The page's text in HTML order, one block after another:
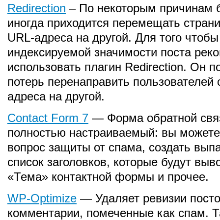
Redirection – По некоторым причинам
иногда приходится перемещать
URL-адреса на другой. Для того
индексируемой значимости поста
использовать плагин Redirection. Он
потерь перенаправить пользователей
адреса на другой.
Contact Form 7 — Форма обратной
полностью настраиваемый: вы
вопрос защиты от спама, создать
список заголовков, которые будут
«Тема» контактной формы и прочее.
WP-Optimize — Удаляет ревизии
комментарии, помеченные как спам.